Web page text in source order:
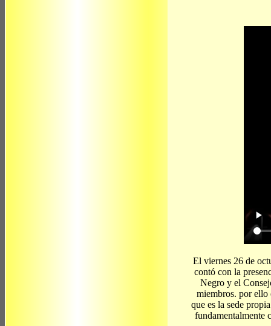
El viernes 26 de
contó con la
Negro y el
miembros. por ello
que es la sede
fundamentalmente